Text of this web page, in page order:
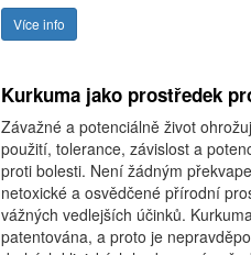
Více info
Kurkuma jako prostředek
Závažné a potenciálně život
použití, tolerance, závislost a
proti bolesti. Není žádným
netoxické a osvědčené přírodní
vážných vedlejších účinků.
patentována, a proto je